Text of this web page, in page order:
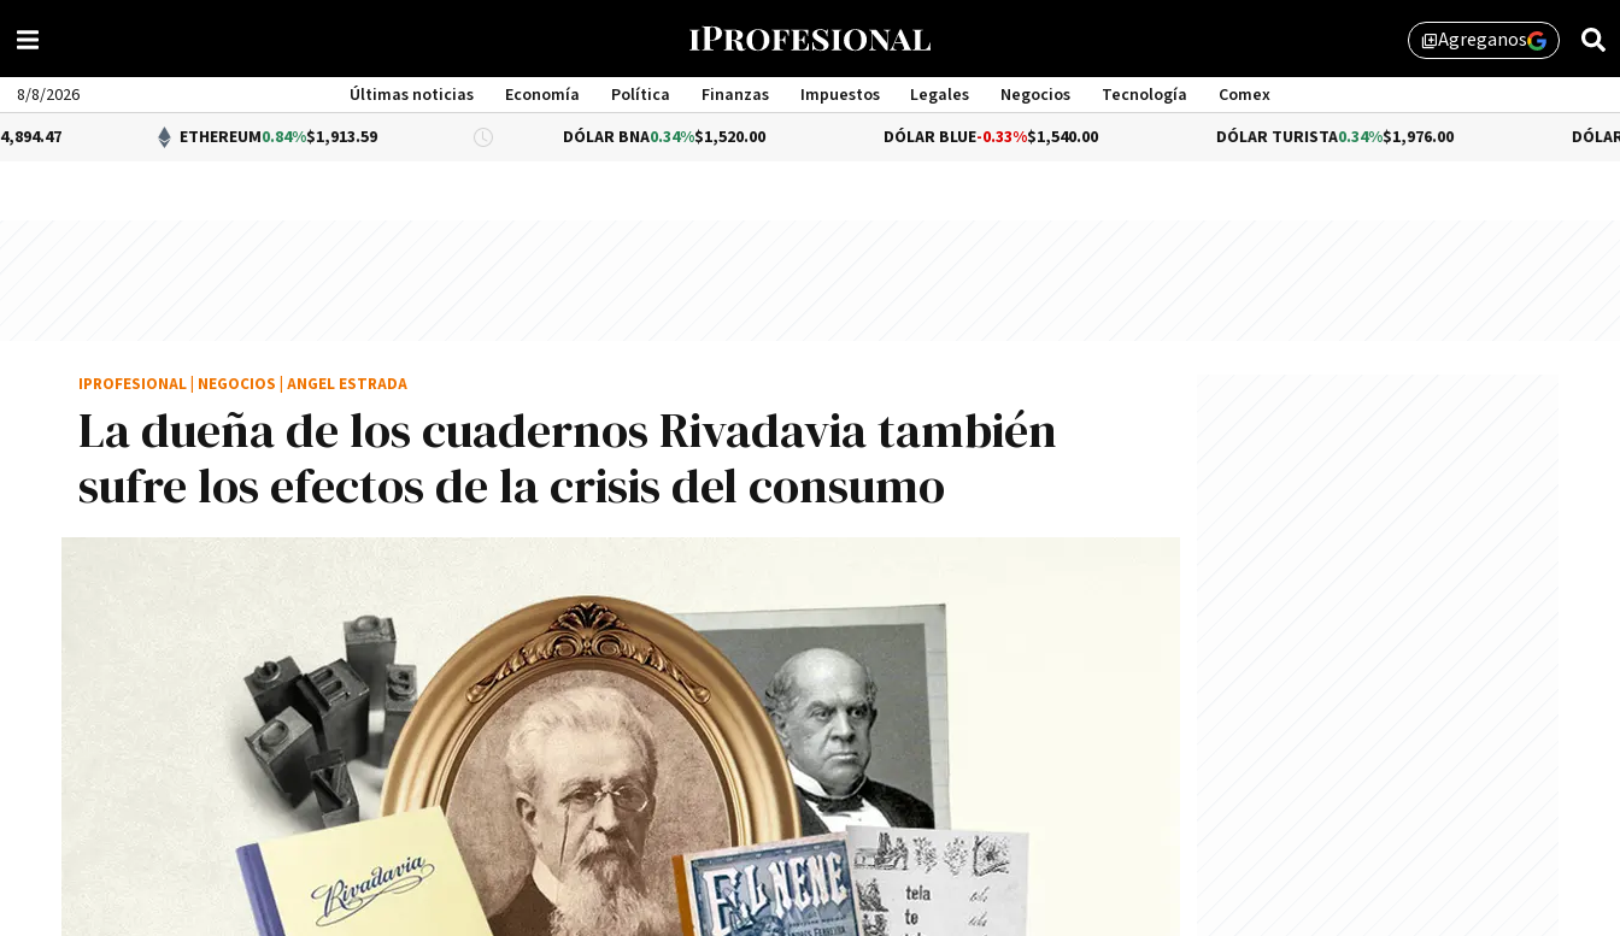
library_addAgreganos
8/8/2026 Últimas noticias Economía Política Finanzas Impuestos Legales Negocios Tecnología
Comex
Management
ETHEREUM 0.84%$1,913.59 DÓLAR BNA0.34%$1,520.00 DÓLAR BLUE-0.33%$1,540.00 DÓLAR TURISTA0.34%$1,976.00 DÓLAR MEP-
La dueña de los cuadernos Rivadavia también
sufre los efectos de la crisis del consumo
IPROFESIONAL NEGOCIOS ANGEL ESTRADA